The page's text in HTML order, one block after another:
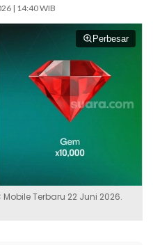
| 14:40 WIB
Perbesar
Terbaru 22 Juni 2026.